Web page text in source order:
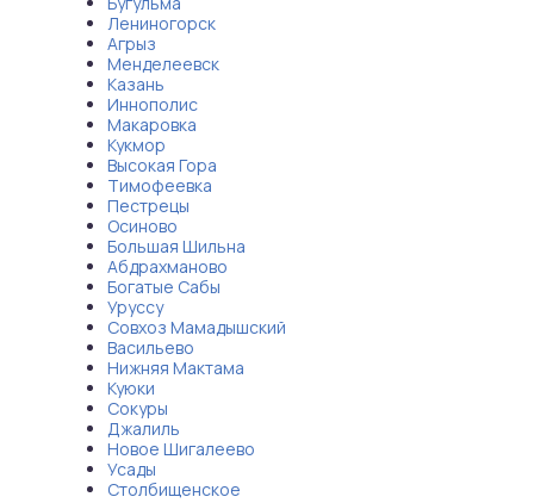
Лениногорск
Агрыз
Менделеевск
Казань
Иннополис
Макаровка
Кукмор
Высокая Гора
Тимофеевка
Пестрецы
Осиново
Большая Шильна
Абдрахманово
Богатые Сабы
Уруссу
Совхоз Мамадышский
Васильево
Нижняя Мактама
Куюки
Сокуры
Джалиль
Новое Шигалеево
Усады
Столбищенское